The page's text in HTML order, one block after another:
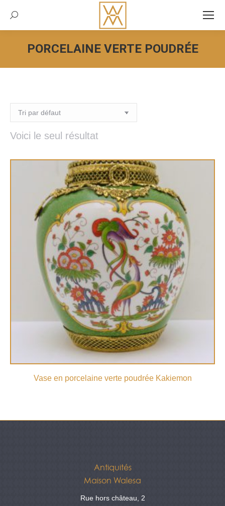
Recherche:
PORCELAINE VERTE POUDRÉE
Vous êtes ici :
Voici le seul résultat
Vase en porcelaine verte poudrée Kakiemon
Antiquités
Maison Walesa
Rue hors château, 2